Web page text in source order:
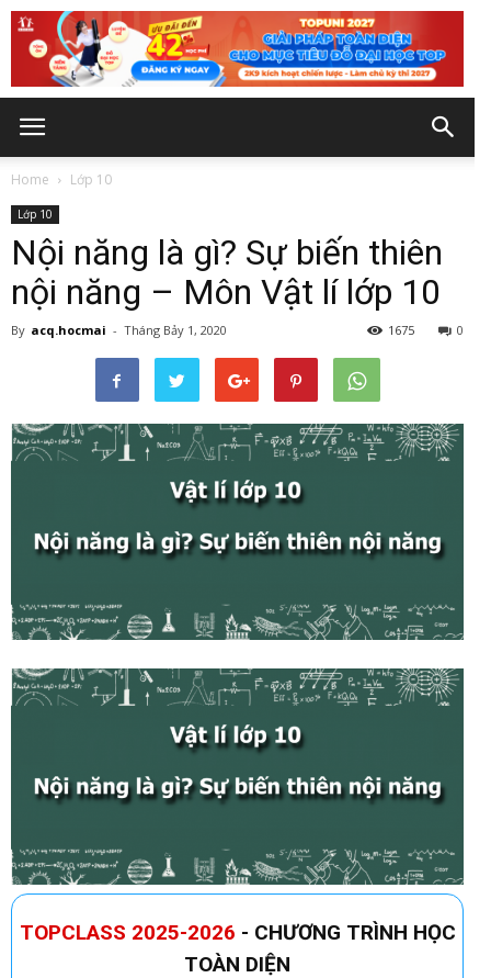
Home Lớp 10
Lớp 10
Nội năng là gì? Sự biến thiên
nội năng – Môn Vật lí lớp 10
By acq.hocmai - Tháng Bảy 1, 2020 0
1675
TOPCLASS 2025-2026 - CHƯƠNG TRÌNH HỌC
TOÀN DIỆN